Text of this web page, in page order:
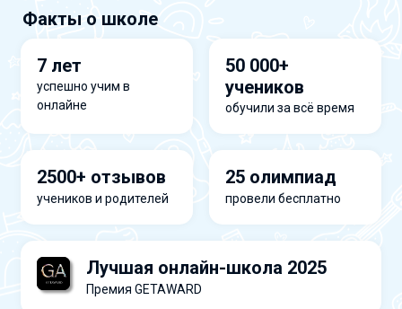
Факты о школе
7 лет
успешно учим в
онлайне
50 000+
учеников
обучили за всё время
2500+ отзывов
учеников и родителей
25 олимпиад
провели бесплатно
Лучшая онлайн-школа 2025
Премия GETAWARD